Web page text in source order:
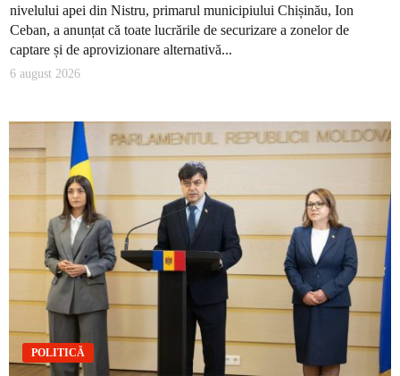
nivelului apei din Nistru, primarul municipiului Chișinău, Ion
Ceban, a anunțat că toate lucrările de securizare a zonelor de
captare și de aprovizionare alternativă...
6 august 2026
POLITICĂ